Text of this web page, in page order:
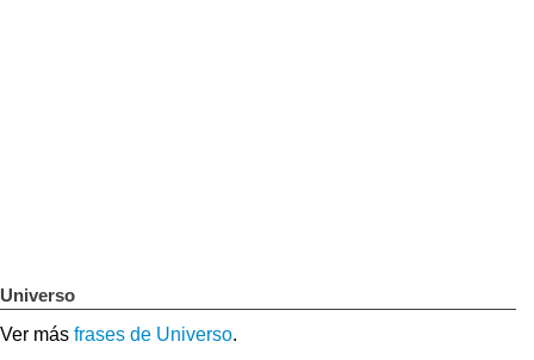
Universo
Ver más frases de Universo.